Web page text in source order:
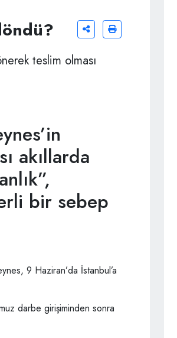
teslim olması
akıllarda
bir sebep
9 Haziran’da İstanbul’a
darbe girişiminden sonra